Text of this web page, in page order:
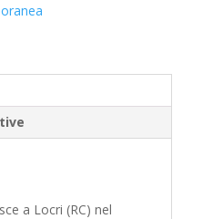
a Locri (RC) nel